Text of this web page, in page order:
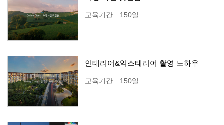
교육기간 : 150일
인테리어&익스테리어 촬영 노하우
교육기간 : 150일